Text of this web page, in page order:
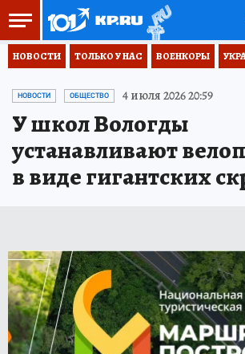
НОВОСТИ ТОЛЬКО У НАС ВОЕНКОРЫ
НОВОСТИ ОБЩЕСТВО 4 июля 2026 20:59
У школ Вологды
устанавливают
в виде гигантских